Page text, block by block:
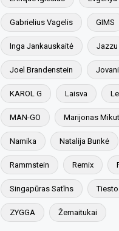
Gabrielius Vagelis GIMS
Inga Jankauskaitė Jazzu
Joel Brandenstein Jovani
KAROL G Laisva
MAN-GO Marijonas
Namika Natalija Bunkė
Rammstein Remix
Singapūras Satīns Tiesto
ZYGGA Žemaitukai